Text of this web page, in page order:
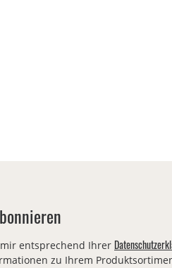
entsprechend Ihrer
zu Ihrem